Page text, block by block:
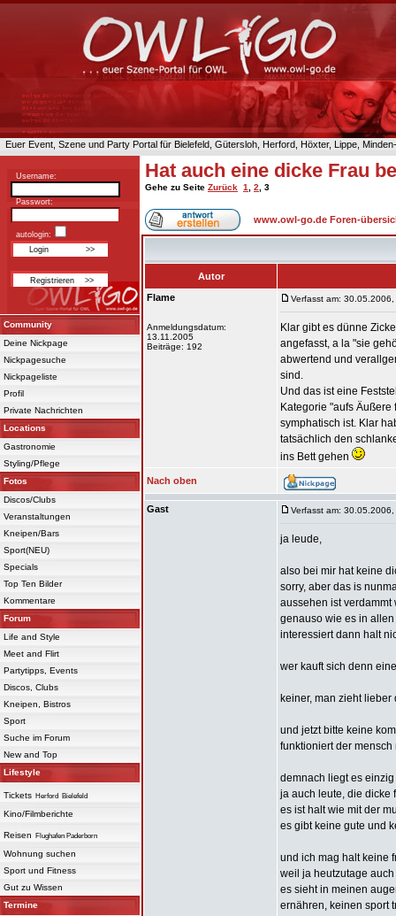
Euer Event, Szene und Party Portal für Bielefeld, Gütersloh, Herford, Höxter, Lippe,
Username:
Passwort:
autologin:
Community
Deine Nickpage
Nickpagesuche
Nickpageliste
Profil
Private Nachrichten
Locations
Gastronomie
Styling/Pflege
Fotos
Discos/Clubs
Veranstaltungen
Kneipen/Bars
Sport(NEU)
Specials
Top Ten Bilder
Kommentare
Forum
Life and Style
Meet and Flirt
Partytipps, Events
Discos, Clubs
Kneipen, Bistros
Sport
Suche im Forum
New and Top
Lifestyle
Tickets Herford Bielefeld
Kino/Filmberichte
Reisen Flughafen Paderborn
Wohnung suchen
Sport und Fitness
Gut zu Wissen
Termine
Hat auch eine dicke Frau
Gehe zu Seite Zurück 1 2 3
www.owl-go.de Foren-
Autor
Flame
Anmeldungsdatum:
13.11.2005
Beiträge: 192
Verfasst am:
Klar gibt es dünne
angefasst, a la "sie
abwertend und
sind.
Und das ist eine
Kategorie "aufs
symphatisch ist. Klar
tatsächlich den
ins Bett gehen
Nach oben
Gast Verfasst am:
ja leude,
also bei mir hat keine
sorry, aber das is
aussehen ist verdammt
genauso wie es in
interessiert dann halt
wer kauft sich denn
keiner, man zieht
und jetzt bitte keine
funktioniert der
demnach liegt es
ja auch leute, die dicke
es ist halt wie mit der
es gibt keine gute und
und ich mag halt keine
weil ja heutzutage
es sieht in meinen
ernähren, keinen sport